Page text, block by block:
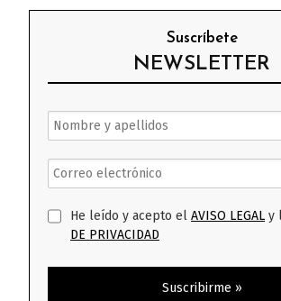
Suscríbete
NEWSLETTER
He leído y acepto el AVISO LEGAL y
DE PRIVACIDAD